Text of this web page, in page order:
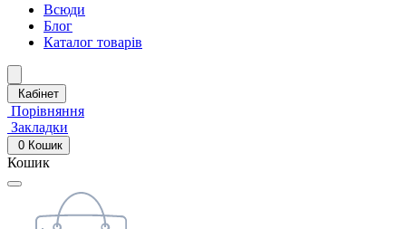
Всюди
Блог
Каталог товарів
Кабінет
Порівняння
Закладки
0 Кошик
Кошик